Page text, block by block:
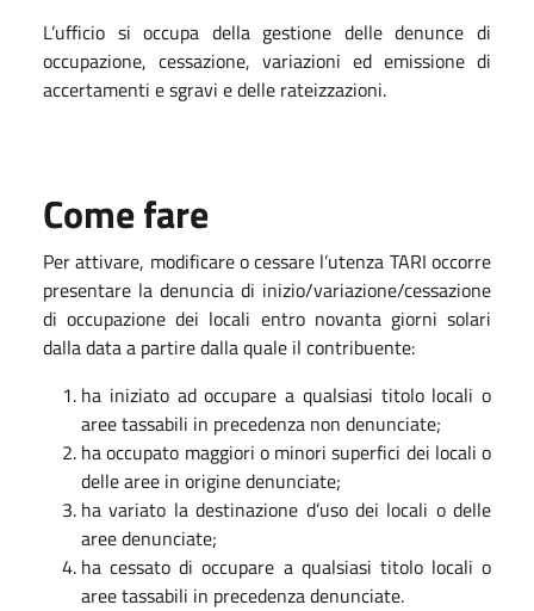
L’ufficio si occupa della gestione delle denunce di
occupazione, cessazione, variazioni ed emissione di
accertamenti e sgravi e delle rateizzazioni.
Come fare
Per attivare, modificare o cessare l’utenza TARI occorre
presentare la denuncia di inizio/variazione/cessazione
di occupazione dei locali entro novanta giorni solari
dalla data a partire dalla quale il contribuente:
ha iniziato ad occupare a qualsiasi titolo locali o
aree tassabili in precedenza non denunciate;
ha occupato maggiori o minori superfici dei locali o
delle aree in origine denunciate;
ha variato la destinazione d’uso dei locali o delle
aree denunciate;
ha cessato di occupare a qualsiasi titolo locali o
aree tassabili in precedenza denunciate.